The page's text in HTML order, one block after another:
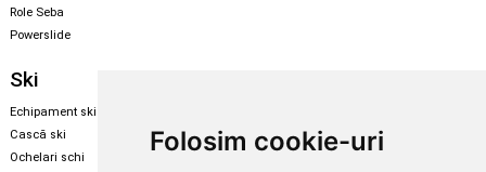
Folosim cookie-uri
Role Seba
Powerslide
Ski
Echipament ski
Cască ski
Ochelari schi
Echipament snowboard